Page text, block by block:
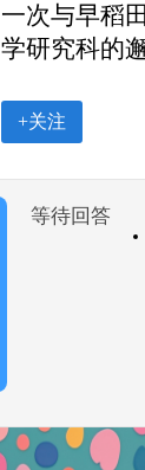
一次与早稻
学研究科的
+关注
等待回答